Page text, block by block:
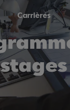
Carrières
stages